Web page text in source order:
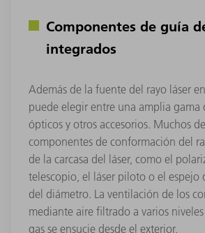
Componentes de guía
integrados
Además de la fuente del rayo láser
puede elegir entre una amplia gama
ópticos y otros accesorios. Muchos
componentes de conformación del
de la carcasa del láser, como el
telescopio, el láser piloto o el espejo
del diámetro. La ventilación de los
mediante aire filtrado a varios
gas se ensucie desde el exterior.